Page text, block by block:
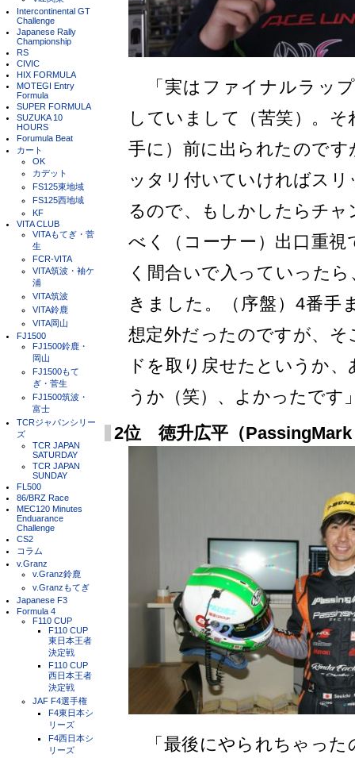
Intercontinental GT
Challenge
Japanese Rally
Championship
RS
CIVIC
HIX FORMULA
MOTEGI Entry
Formula
SUPER FORMULA
SUZUKA 10
HOURS
Forumula Beat
カート
OK
カデット
FS125東地域
FS125西地域
KF
VITA CLUB
VITAもてぎ・菅
生
FCR-VITA
VITA筑波・袖ケ
浦
VITA筑波
VITA鈴鹿
VITA岡山
FJ1500
FJ1500鈴鹿・
岡山
FJ1500もて
ぎ・菅生
FJ1500筑波・
富士
TCRジャパンシリー
ズ
TCR JAPAN
SATURDAY
TCR JAPAN
SUNDAY
FL500
86/BRZ Race
MEC120 Minutes
Enduarance
Challenge
CS2
コラム
v.Granz
v.Granz鈴鹿
v.Granzもてぎ
Japanese F3
Formula 4
F110 CUP
F110 CUP
東日本王者
決定戦
F110 CUP
西日本王者
決定戦
JAF F4選手権
F4東日本シ
リーズ
F4西日本シ
リーズ
「実はファイナルラッ
していまして（苦笑）。
手に）前に出られたので
ッタリ付いていければス
るので、もしかしたらチ
べく（コーナー）出口重
く間合いで入っていった
きました。（序盤）4番手
想定外だったのですが、
ドを取り戻せたというか
うか（笑）、よかったです
2位 徳升広平（PassingMark
「最後にやられちゃっ